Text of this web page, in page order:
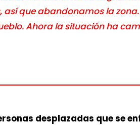
así que abandonamos la
Ahora la situación ha
desplazadas que se